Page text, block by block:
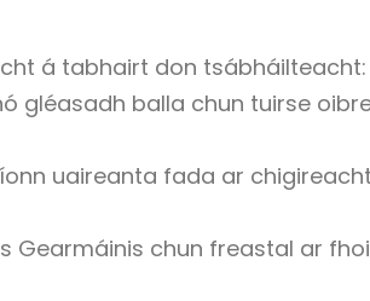
á tabhairt don tsábháilteacht:
gléasadh balla chun tuirse
uaireanta fada ar
Gearmáinis chun freastal ar